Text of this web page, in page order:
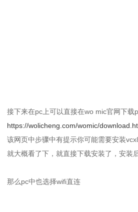
接下来在pc上可以直接在wo mic官网下载
https://wolicheng.com/womic/
该网页中步骤中有提示你可能需要安装
就大概看了下，就直接下载安装了，安装
那么pc中也选择wifi直连